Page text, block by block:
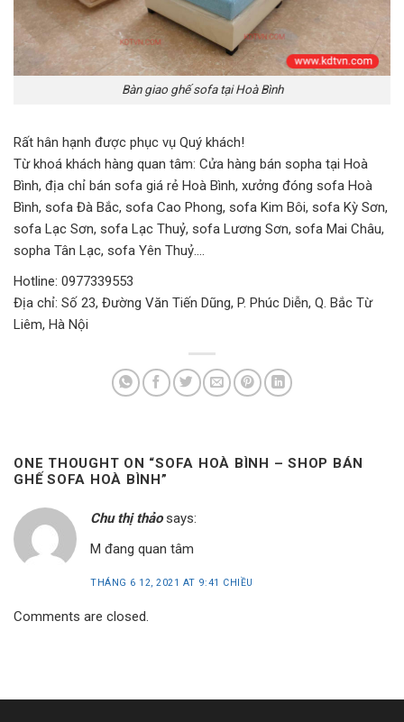
Bàn giao ghế sofa tại Hoà Bình
Rất hân hạnh được phục vụ Quý khách!
Từ khoá khách hàng quan tâm: Cửa hàng bán sopha tại Hoà
Bình, địa chỉ bán sofa giá rẻ Hoà Bình, xưởng đóng sofa Hoà
Bình, sofa Đà Bắc, sofa Cao Phong, sofa Kim Bôi, sofa Kỳ Sơn,
sofa Lạc Sơn, sofa Lạc Thuỷ, sofa Lương Sơn, sofa Mai Châu,
sopha Tân Lạc, sofa Yên Thuỷ….
Hotline: 0977339553
Địa chỉ: Số 23, Đường Văn Tiến Dũng, P. Phúc Diễn, Q. Bắc Từ
Liêm, Hà Nội
ONE THOUGHT ON “SOFA HOÀ BÌNH – SHOP BÁN
GHẾ SOFA HOÀ BÌNH”
Chu thị thảo says:
M đang quan tâm
THÁNG 6 12, 2021 AT 9:41 CHIỀU
Comments are closed.